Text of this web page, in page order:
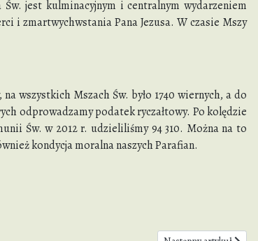
jest kulminacyjnym i centralnym wydarzeniem
i zmartwychwstania Pana Jezusa. W czasie Mszy
wszystkich Mszach Św. było 1740 wiernych, a do
odprowadzamy podatek ryczałtowy. Po kolędzie
Św. w 2012 r. udzieliliśmy 94 310. Można na to
kondycja moralna naszych Parafian.